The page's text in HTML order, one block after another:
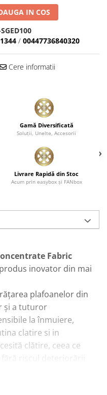
IN COS
/ 00447736840320
Cere informatii
Gamă Diversificată
Soluţii, Unelte, Accesorii
Livrare Rapidă din Stoc
Acum prin easybox şi FANbox
Fabric
inovator din mai
plafoanelor din
și a tuturor
la înmuiere,
clatire si in
clătire, ceea ce
murdăriei,